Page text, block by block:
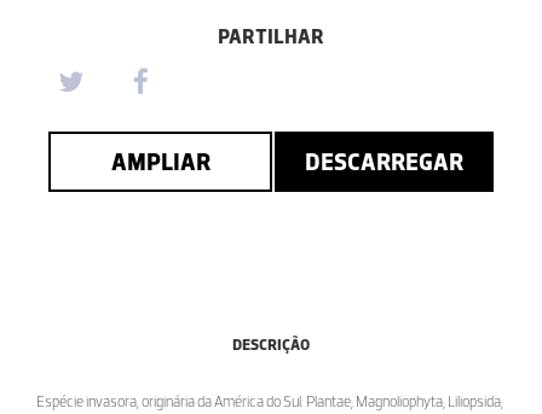
PARTILHAR
AMPLIAR DESCARREGAR
DESCRIÇÃO
Espécie invasora, originária da América do Sul. Plantae; Magnoliophyta; Liliopsida;